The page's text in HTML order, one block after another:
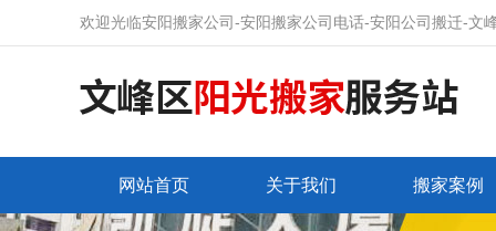
欢迎光临安阳搬家公司-安阳搬家公司电话-安阳公司搬迁-文
网站首页 关于我们 搬家案例